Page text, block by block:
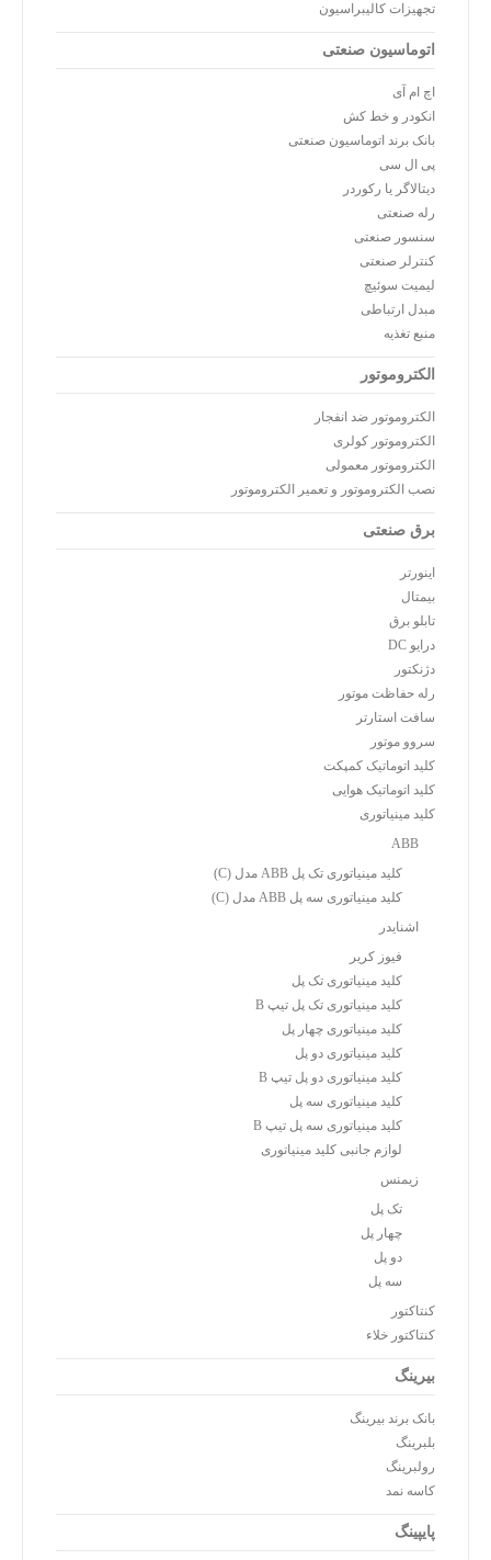
تجهیزات کالیبراسیون
اتوماسیون صنعتی
اچ ام آی
انکودر و خط کش
بانک برند اتوماسیون صنعتی
پی ال سی
دیتالاگر یا رکوردر
رله صنعتی
سنسور صنعتی
کنترلر صنعتی
لیمیت سوئیچ
مبدل ارتباطی
منبع تغذیه
الکتروموتور
الکتروموتور ضد انفجار
الکتروموتور کولری
الکتروموتور معمولی
نصب الکتروموتور و تعمیر الکتروموتور
برق صنعتی
اینورتر
بیمتال
تابلو برق
درایو DC
دژنکتور
رله حفاظت موتور
سافت استارتر
سروو موتور
کلید اتوماتیک کمپکت
کلید اتوماتیک هوایی
کلید مینیاتوری
ABB
کلید مینیاتوری تک پل ABB مدل (C)
کلید مینیاتوری سه پل ABB مدل (C)
اشنایدر
فیوز کریر
کلید مینیاتوری تک پل
کلید مینیاتوری تک پل تیپ B
کلید مینیاتوری چهار پل
کلید مینیاتوری دو پل
کلید مینیاتوری دو پل تیپ B
کلید مینیاتوری سه پل
کلید مینیاتوری سه پل تیپ B
لوازم جانبی کلید مینیاتوری
زیمنس
تک پل
چهار پل
دو پل
سه پل
کنتاکتور
کنتاکتور خلاء
بیرینگ
بانک برند بیرینگ
بلبرینگ
رولبرینگ
کاسه نمد
پایپینگ